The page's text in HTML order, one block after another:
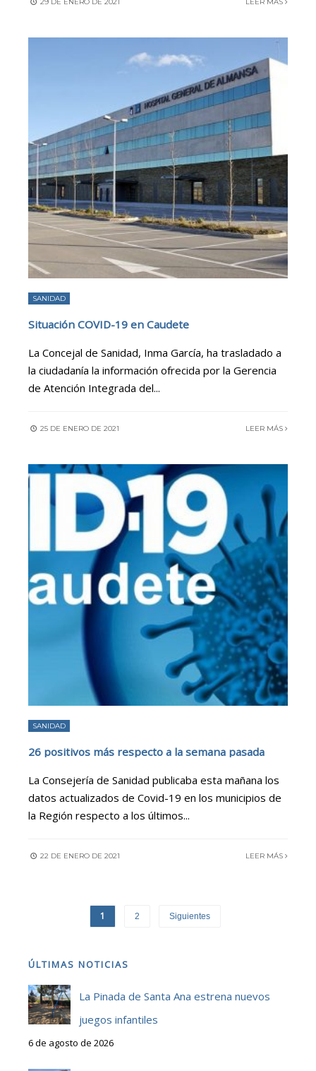
SANIDAD
Situación COVID-19 en Caudete
La Concejal de Sanidad, Inma García, ha trasladado a
la ciudadanía la información ofrecida por la Gerencia
de Atención Integrada del...
25 DE ENERO DE 2021 LEER MÁS
SANIDAD
26 positivos más respecto a la semana pasada
La Consejería de Sanidad publicaba esta mañana los
datos actualizados de Covid-19 en los municipios de
la Región respecto a los últimos...
22 DE ENERO DE 2021 LEER MÁS
1 2 Siguientes
ÚLTIMAS NOTICIAS
La Pinada de Santa Ana estrena nuevos
juegos infantiles
6 de agosto de 2026